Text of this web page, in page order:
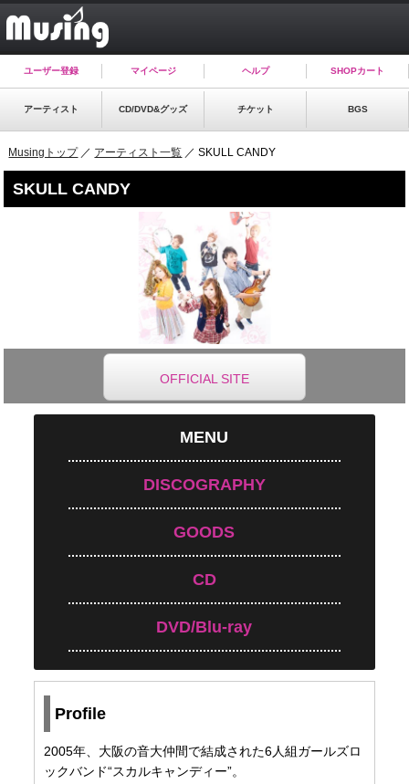
ユーザー登録 マイページ ヘルプ SHOPカート
アーティスト CD/DVD&グッズ チケット BGS
Musingトップ／ アーティスト一覧 ／ SKULL CANDY
SKULL CANDY
OFFICIAL SITE
MENU
DISCOGRAPHY
GOODS
CD
DVD/Blu-ray
Profile
2005年、大阪の音大仲間で結成された6人組ガールズロ
ックバンド“スカルキャンディー”。